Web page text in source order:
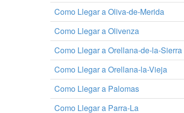
Como Llegar a Oliva-de-Merida
Como Llegar a Olivenza
Como Llegar a Orellana-de-la-Sierra
Como Llegar a Orellana-la-Vieja
Como Llegar a Palomas
Como Llegar a Parra-La